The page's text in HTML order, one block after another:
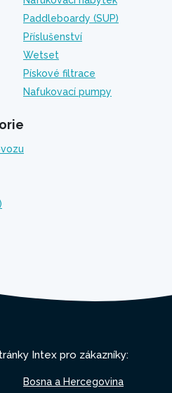
Paddleboardy (SUP)
Příslušenství
Wetset
Pískové filtrace
Nafukovací pumpy
Intex pro zákazníky:
Bosna a Hercegovina